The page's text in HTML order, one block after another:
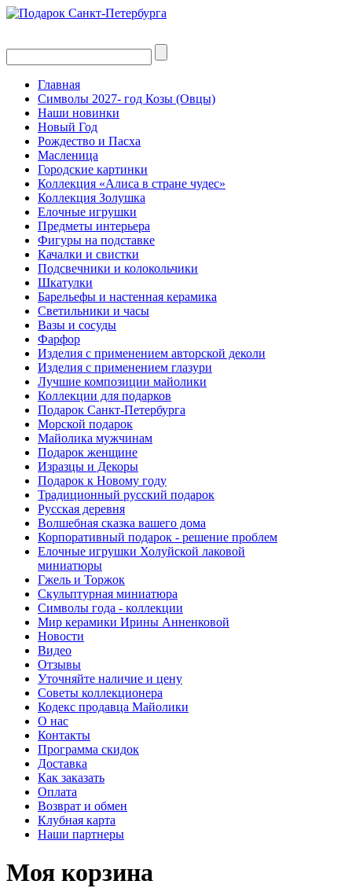
Главная
Символы 2027- год Козы (Овцы)
Наши новинки
Новый Год
Рождество и Пасха
Масленица
Городские картинки
Коллекция «Алиса в стране чудес»
Коллекция Золушка
Елочные игрушки
Предметы интерьера
Фигуры на подставке
Качалки и свистки
Подсвечники и колокольчики
Шкатулки
Барельефы и настенная керамика
Светильники и часы
Вазы и сосуды
Фарфор
Изделия с применением авторской деколи
Изделия с применением глазури
Лучшие композиции майолики
Коллекции для подарков
Подарок Санкт-Петербурга
Морской подарок
Майолика мужчинам
Подарок женщине
Изразцы и Декоры
Подарок к Новому году
Традиционный русский подарок
Русская деревня
Волшебная сказка вашего дома
Корпоративный подарок - решение проблем
Елочные игрушки Холуйской лаковой
миниатюры
Гжель и Торжок
Скульптурная миниатюра
Символы года - коллекции
Мир керамики Ирины Анненковой
Новости
Видео
Отзывы
Уточняйте наличие и цену
Советы коллекционера
Кодекс продавца Майолики
О нас
Контакты
Программа скидок
Доставка
Как заказать
Оплата
Возврат и обмен
Клубная карта
Наши партнеры
Моя корзина